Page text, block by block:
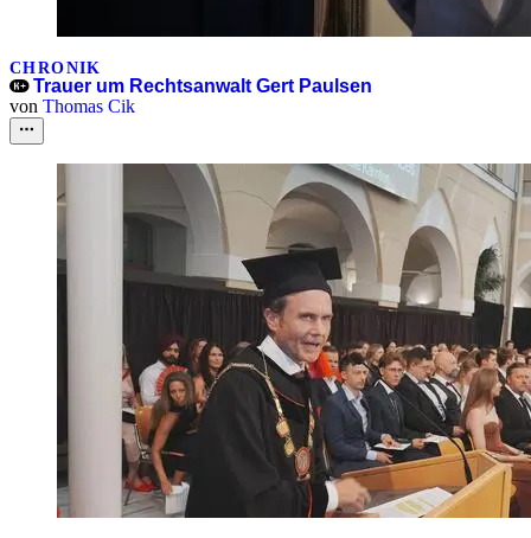
CHRONIK
Trauer um Rechtsanwalt Gert Paulsen
von Thomas Cik